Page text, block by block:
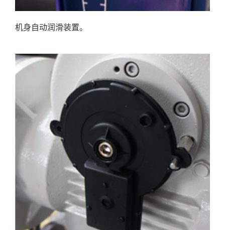
机身自动润滑装置。